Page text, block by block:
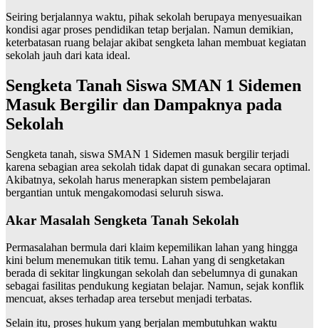
Seiring berjalannya waktu, pihak sekolah berupaya menyesuaikan
kondisi agar proses pendidikan tetap berjalan. Namun demikian,
keterbatasan ruang belajar akibat sengketa lahan membuat kegiatan
sekolah jauh dari kata ideal.
Sengketa Tanah Siswa SMAN 1 Sidemen
Masuk Bergilir dan Dampaknya pada
Sekolah
Sengketa tanah, siswa SMAN 1 Sidemen masuk bergilir terjadi
karena sebagian area sekolah tidak dapat di gunakan secara optimal.
Akibatnya, sekolah harus menerapkan sistem pembelajaran
bergantian untuk mengakomodasi seluruh siswa.
Akar Masalah Sengketa Tanah Sekolah
Permasalahan bermula dari klaim kepemilikan lahan yang hingga
kini belum menemukan titik temu. Lahan yang di sengketakan
berada di sekitar lingkungan sekolah dan sebelumnya di gunakan
sebagai fasilitas pendukung kegiatan belajar. Namun, sejak konflik
mencuat, akses terhadap area tersebut menjadi terbatas.
Selain itu, proses hukum yang berjalan membutuhkan waktu